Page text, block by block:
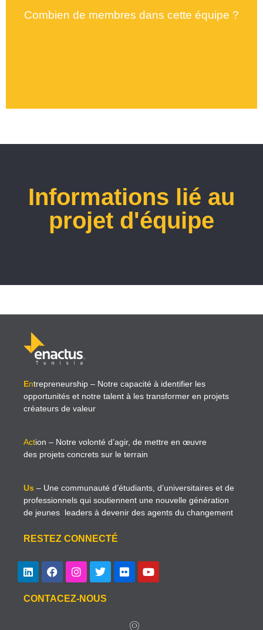
Combien de membres dans cette équipe ?
Informations lié au
projet d'équipe
Entrepreneurship – Notre capacité à identifier les
opportunités et notre talent à les transformer en projets
créateurs de valeur
Action – Notre volonté d’agir, de mettre en œuvre
des projets concrets sur le terrain
Us – Une communauté d’étudiants, d’universitaires et de
professionnels qui soutiennent une nouvelle génération
de jeunes leaders à devenir des agents du changement
RESTEZ CONNECTÉ
CONTACEZ-NOUS